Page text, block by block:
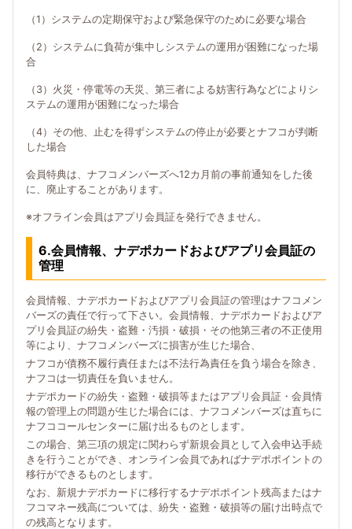
（1）システムの定期保守および緊急保守のために必要な場合
（2）システムに負荷が集中しシステムの運用が困難になった場
合
（3）火災・停電等の天災、第三者による妨害行為などによりシ
ステムの運用が困難になった場合
（4）その他、止むを得ずシステムの停止が必要とナフコが判断
した場合
会員特典は、ナフコメンバーズへ12カ月前の事前通知をした後
に、廃止することがあります。
※オフライン会員はアプリ会員証を発行できません。
6.会員情報、ナデポカードおよびアプリ会員証の
管理
会員情報、ナデポカードおよびアプリ会員証の管理はナフコメン
バーズの責任で行って下さい。会員情報、ナデポカードおよびア
プリ会員証の紛失・盗難・汚損・破損・その他第三者の不正使用
等により、ナフコメンバーズに損害が生じた場合、
ナフコが債務不履行責任または不法行為責任を負う場合を除き、
ナフコは一切責任を負いません。
ナデポカードの紛失・盗難・破損等またはアプリ会員証・会員情
報の管理上の問題が生じた場合には、ナフコメンバーズは直ちに
ナフココールセンターに届け出るものとします。
この場合、第三項の規定に関わらず新規会員として入会申込手続
きを行うことができ、オンライン会員であればナデポポイントの
移行ができるものとします。
なお、新規ナデポカードに移行するナデポポイント残高またはナ
フコマネー残高については、紛失・盗難・破損等の届け出時点で
の残高となります。